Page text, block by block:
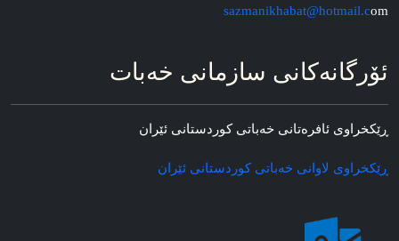
sazmanikhabat@hotmail.com
ئۆرگانه‌کانی سازمانی خه‌بات
ڕێکخراوی ئافره‌تانی خه‌باتی کوردستانی ئێران
ڕێکخراوی لاوانی خه‌باتی کوردستانی ئێران